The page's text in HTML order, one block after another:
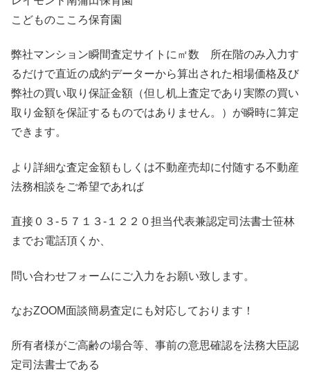
こどものこころ保育園
弊社マンション瞬間査定サイトに㎡数 所在階のみ入力す
るだけで直近の成約データーから算出された相場価格及び
弊社の買い取り保証金額（但し机上査定であり実際の買い
取り金額を保証するものではありません。）が瞬時に算定
できます。
より詳細な査定金額もしくは不動産売却に付随する不動産
法務相談をご希望であれば
直接０３-５７１３-１２２０担当代表兼認定司法書士笹林
までお電話頂くか、
問い合わせフォームにご入力をお願い致します。
なおZOOM面談簡易査定にも対応しております！
所有者様がご高齢の場合等、事前の意思確認を法務大臣認
定司法書士である